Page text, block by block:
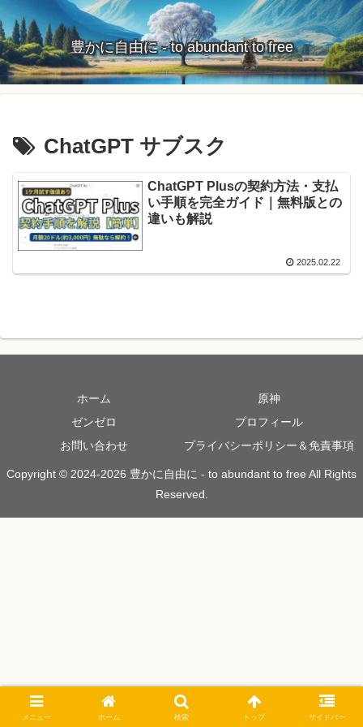
豊かに自由に - to abundant to free
ChatGPT サブスク
ChatGPT Plusの契約方法・支払
い手順を完全ガイド｜無料版との
違いも解説
2025.02.22
ホーム
原神
ゼンゼロ
プロフィール
お問い合わせ
プライバシーポリシー＆免責事項
Copyright © 2024-2026 豊かに自由に - to abundant to free All Rights
Reserved.
メニュー ホーム 検索 トップ サイドバー